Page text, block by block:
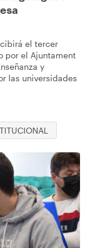
el tercer
por el Ajuntament
y
las universidades